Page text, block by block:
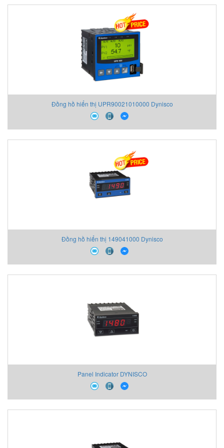
Đồng hồ hiển thị UPR90021010000 Dynisco
Đồng hồ hiển thị 149041000 Dynisco
Panel Indicator DYNISCO